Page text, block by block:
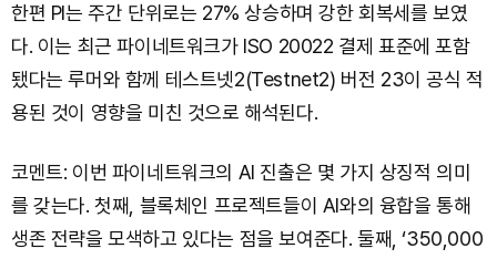
한편 PI는 주간 단위로는 27% 상승하며 강한 회복세를 보였
다. 이는 최근 파이네트워크가 ISO 20022 결제 표준에 포함
됐다는 루머와 함께 테스트넷2(Testnet2) 버전 23이 공식 적
용된 것이 영향을 미친 것으로 해석된다.
코멘트: 이번 파이네트워크의 AI 진출은 몇 가지 상징적 의미
를 갖는다. 첫째, 블록체인 프로젝트들이 AI와의 융합을 통해
생존 전략을 모색하고 있다는 점을 보여준다. 둘째, ‘350,000